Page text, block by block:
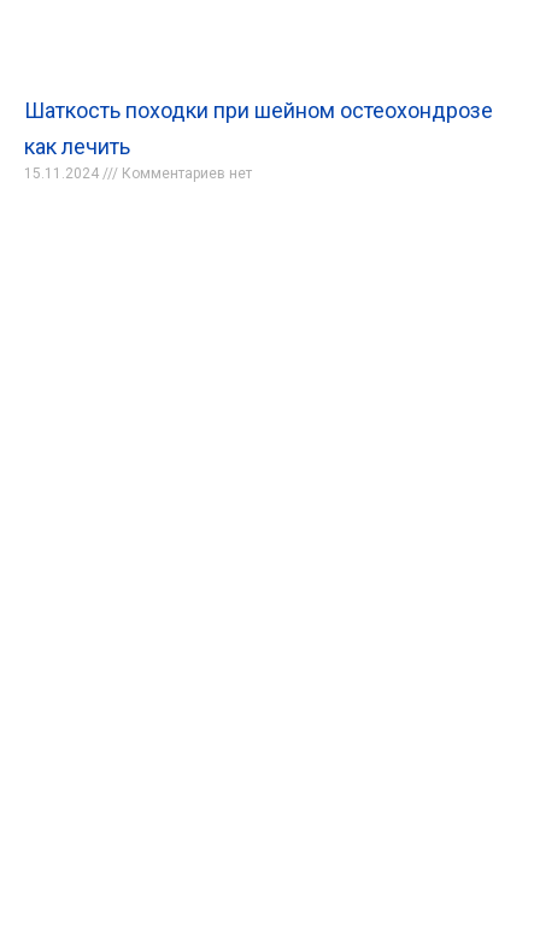
Шаткость походки при шейном остеохондрозе
как лечить
15.11.2024 Комментариев нет